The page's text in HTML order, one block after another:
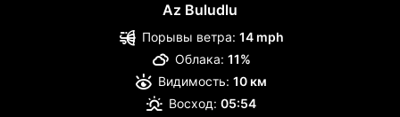
Az Buludlu
Порывы ветра: 14 mph
Облака: 11%
Видимость: 10 км
Восход: 05:54